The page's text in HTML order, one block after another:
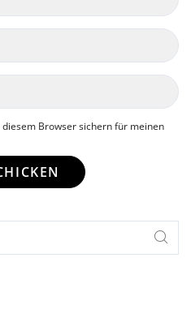
Browser sichern für meinen